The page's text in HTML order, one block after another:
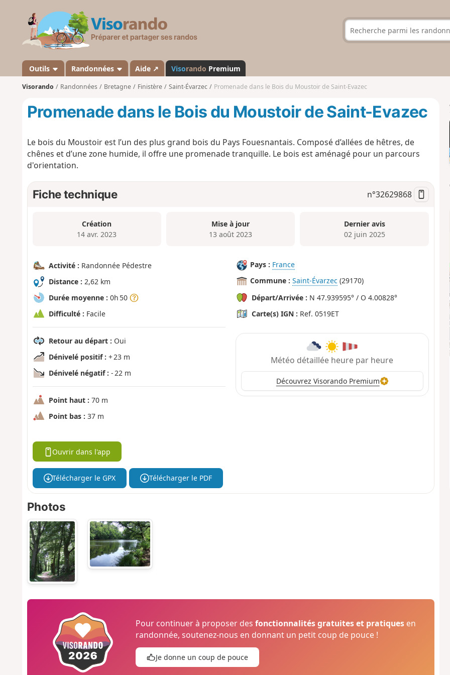
s
a
n
d
Outils Randonnées Aide ↗ Visorando Premium
Visorando Randonnées Bretagne Finistère Saint-Évarzec Promenade dans le Bois du Moustoir de Saint-Evazec
Promenade dans le Bois du Moustoir de Saint-Evazec
Le bois du Moustoir est l’un des plus grand bois du Pays Fouesnantais. Composé d’allées de hêtres, de
chênes et d’une zone humide, il offre une promenade tranquille. Le bois est aménagé pour un parcours
d'orientation.
Fiche technique n°32629868
Création
14 avr. 2023
Mise à jour
13 août 2023
Dernier avis
02 juin 2025
Activité : Randonnée Pédestre
Distance : 2,62 km
Durée moyenne : 0h 50
Difficulté : Facile
Retour au départ : Oui
Dénivelé positif : + 23 m
Dénivelé négatif : - 22 m
Point haut : 70 m
Point bas : 37 m
Pays : France
Commune : Saint-Évarzec (29170)
Départ/Arrivée : N 47.939595° / O 4.00828°
Carte(s) IGN : Ref. 0519ET
Météo détaillée heure par heure
Découvrez Visorando Premium
Ouvrir dans l'app
Télécharger le GPX Télécharger le PDF
Photos
Pour continuer à proposer desfonctionnalités gratuites et pratiques en
randonnée, soutenez-nous en donnant un petit coup de pouce !
Je donne un coup de pouce